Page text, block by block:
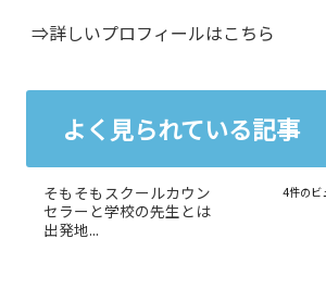
⇒詳しいプロフィールはこちら
よく見られている記事
そもそもスクールカウン
セラーと学校の先生とは
出発地...
4件のビ